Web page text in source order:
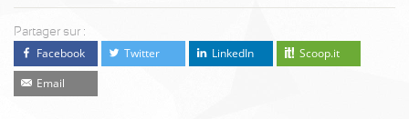
Partager sur :
Facebook Twitter LinkedIn
Scoop.it
Email